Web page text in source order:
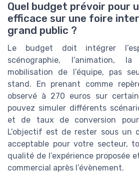
Quel budget prévoir pour
efficace sur une foire
grand public ?
Le budget doit intégrer
scénographie, l’animation,
mobilisation de l’équipe, pas
stand. En prenant comme
observé à 270 euros sur
pouvez simuler différents
et de taux de conversion
L’objectif est de rester sous un
acceptable pour votre secteur,
qualité de l’expérience proposée
commercial après l’évènement.